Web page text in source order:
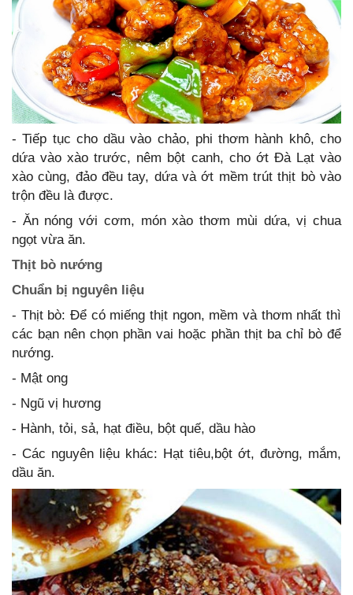
- Tiếp tục cho dầu vào chảo, phi thơm hành khô, cho
dứa vào xào trước, nêm bột canh, cho ớt Đà Lạt vào
xào cùng, đảo đều tay, dứa và ớt mềm trút thịt bò vào
trộn đều là được.
- Ăn nóng với cơm, món xào thơm mùi dứa, vị chua
ngọt vừa ăn.
Thịt bò nướng
Chuẩn bị nguyên liệu
- Thịt bò: Để có miếng thịt ngon, mềm và thơm nhất thì
các bạn nên chọn phần vai hoặc phần thịt ba chỉ bò để
nướng.
- Mật ong
- Ngũ vị hương
- Hành, tỏi, sả, hạt điều, bột quế, dầu hào
- Các nguyên liệu khác: Hạt tiêu,bột ớt, đường, mắm,
dầu ăn.